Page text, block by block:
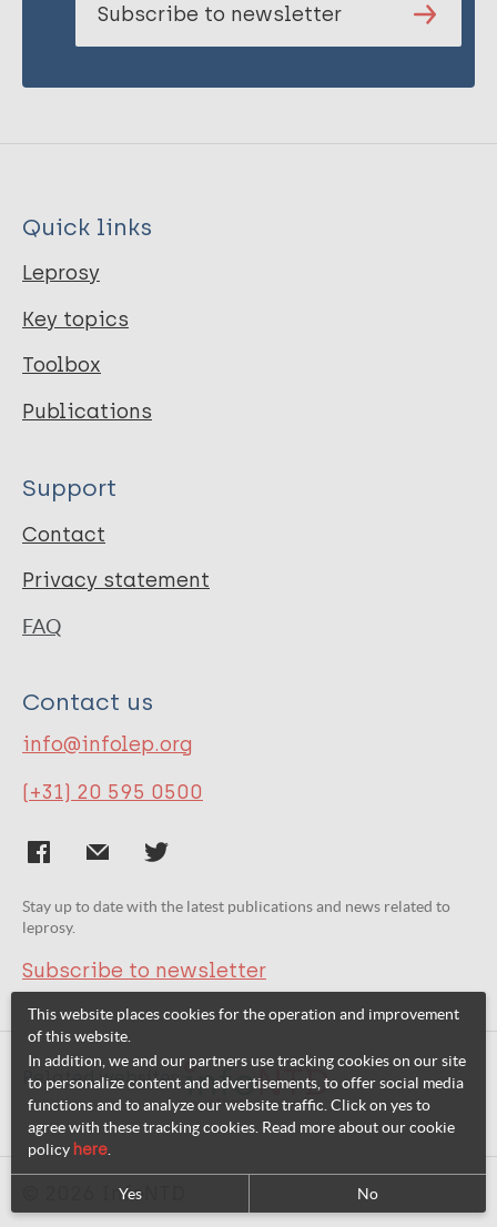
Subscribe to newsletter
Quick links
Leprosy
Key topics
Toolbox
Publications
Support
Contact
Privacy statement
FAQ
Contact us
info@infolep.org
(+31) 20 595 0500
Stay up to date with the latest publications and news related to
leprosy.
Subscribe to newsletter
Related websites:
© 2026 InfoNTD
This website places cookies for the operation and improvement
of this website.
In addition, we and our partners use tracking cookies on our site
to personalize content and advertisements, to offer social media
functions and to analyze our website traffic. Click on yes to
agree with these tracking cookies. Read more about our cookie
policy here
Yes No